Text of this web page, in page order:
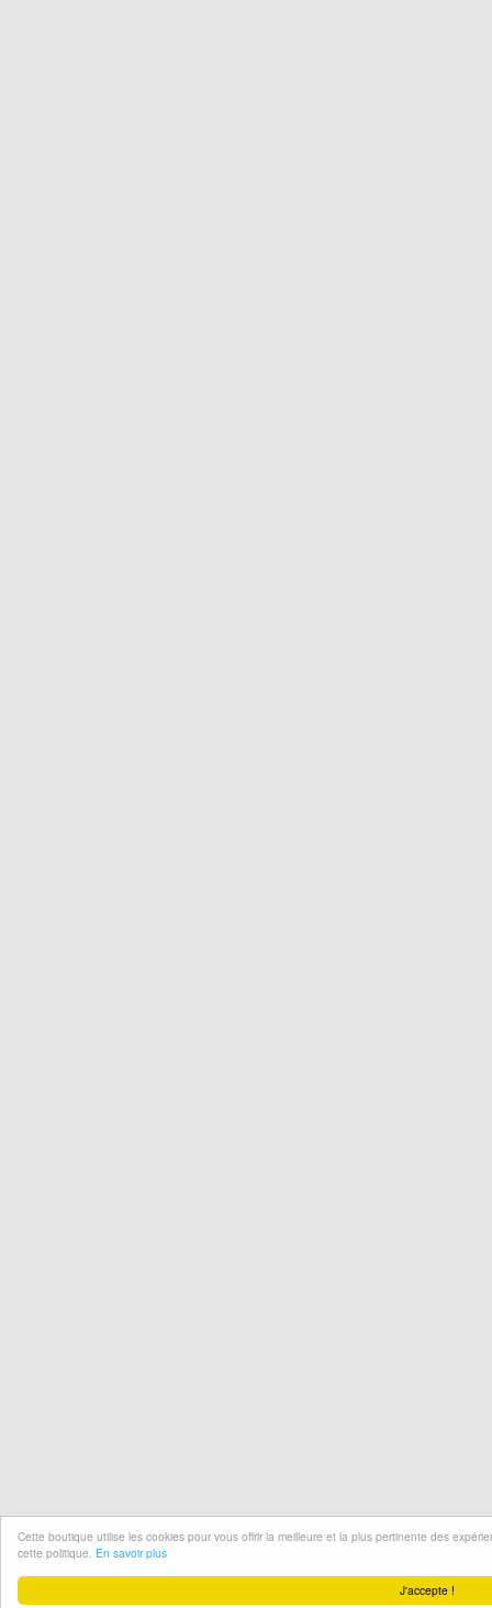
J'accepte !
Cette boutique utilise les cookies pour vous offrir la meilleure et la plus pertinente des
cette politique. En savoir plus